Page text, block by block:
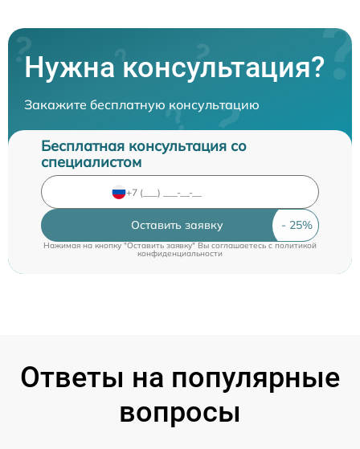
Нужна консультация?
Закажите бесплатную консультацию
Бесплатная консультация со
специалистом
Оставить заявку
Нажимая на кнопку "Оставить заявку" Вы соглашаетесь cполитикой
конфиденциальности
Ответы на популярные
вопросы